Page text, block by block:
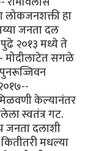
लोकजनशक्ती हा
जनता दल
२०१३ मध्ये ते
मोदीलाटेत सगळे
केल्यानंतर
स्वतंत्र गट.
जनता दलाशी
मधल्या